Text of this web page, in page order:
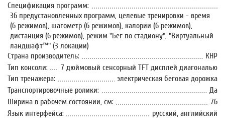
Спецификация программ:
36 предустановленных программ, целевые тренировки - время
(6 режимов), шагометр (6 режимов), калории (6 режимов),
дистанция (6 режимов), режим "Бег по стадиону", "Виртуальный
ландшафт™" (3 локации)
Страна производитель:
КНР
Тип консоли:
7 дюймовый сенсорный TFT дисплей диагональю
Тип тренажера:
электрическая беговая дорожка
Транспортировочные ролики:
Да
Ширина в рабочем состоянии, см:
76
Язык интерфейса:
русский, английский